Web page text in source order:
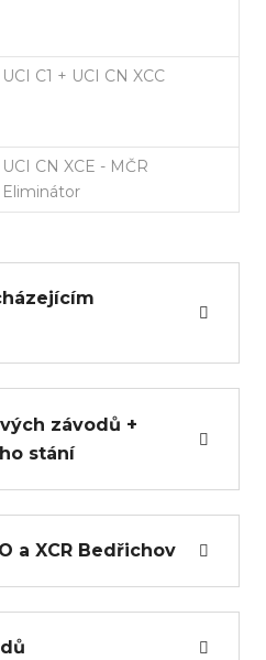
UCI C1 + UCI CN XCC
UCI CN XCE - MČR
Eliminátor
závodů +
stání
a XCR Bedřichov